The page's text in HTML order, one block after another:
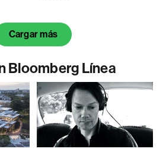
Cargar más
Bloomberg Línea